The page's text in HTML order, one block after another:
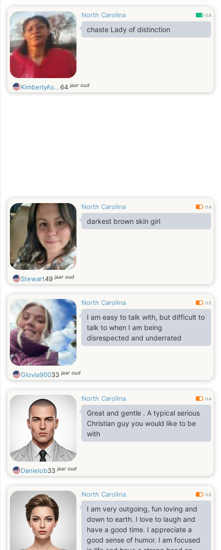
North Carolina 0.8
chaste Lady of distinction
KimberlyAs...64jaar oud
North Carolina 0.4
darkest brown skin girl
Stewart49jaar oud
North Carolina 0.5
I am easy to talk with, but difficult to
talk to when I am being
disrespected and underrated
Glovia90033jaar oud
North Carolina 0.4
Great and gentle . A typical serious
Christian guy you would like to be
with
Danielob33jaar oud
North Carolina 0.5
I am very outgoing, fun loving and
down to earth. I love to laugh and
have a good time. I appreciate a
good sense of humor. I am focused